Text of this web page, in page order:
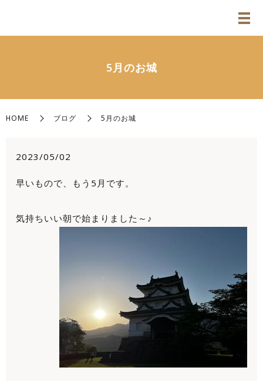
5月のお城
HOME ブログ 5月のお城
2023/05/02
早いもので、もう5月です。
気持ちいい朝で始まりました～♪